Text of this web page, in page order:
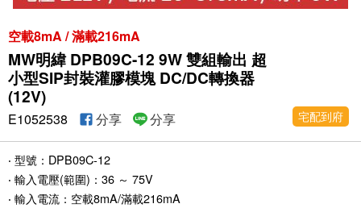
空載8mA / 滿載216mA
MW明緯 DPB09C-12 9W 雙組輸出 超
小型SIP封裝灌膠模塊 DC/DC轉換器
(12V)
宅配到府
E1052538 分享 分享
‧ 型號：DPB09C-12
‧ 輸入電壓(範圍)：36 ～ 75V
‧ 輸入電流：空載8mA/滿載216mA